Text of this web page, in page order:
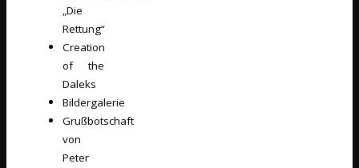
„Die
Rettung“
Creation
of the
Daleks
Bildergalerie
Grußbotschaft
von
Peter